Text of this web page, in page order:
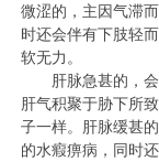
微涩的，主因气滞
时还会伴有下肢轻
软无力。
肝脉急甚的，会
肝气积聚于胁下所
子一样。肝脉缓甚
的水瘕痹病，同时